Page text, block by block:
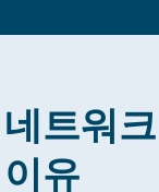
ABOUT US
네트워
이유